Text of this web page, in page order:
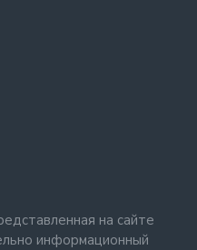
на сайте
информационный